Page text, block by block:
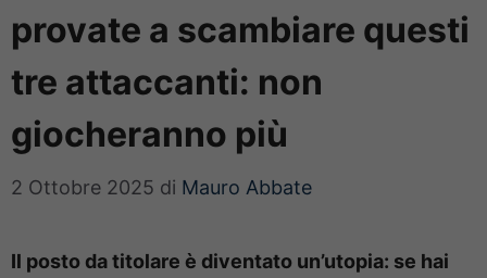
provate a scambiare questi
tre attaccanti: non
giocheranno più
2 Ottobre 2025 di Mauro Abbate
Il posto da titolare è diventato un’utopia: se hai